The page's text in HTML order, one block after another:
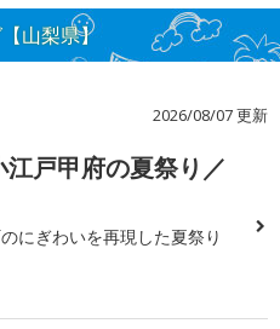
山梨県】
2026/08/07 更新
江戸甲府の夏祭り／
にぎわいを再現した夏祭り